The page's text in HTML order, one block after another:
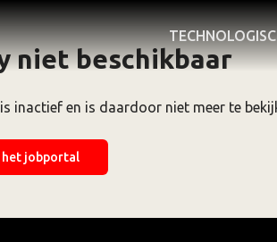
niet beschikbaar
inactief en is daardoor niet meer te
het jobportal